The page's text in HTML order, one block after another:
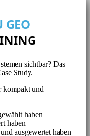
GEO
sichtbar? Das
Study.
kompakt und
haben
haben
ausgewertet haben